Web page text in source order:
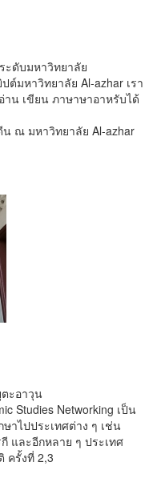
ดับมหาวิทยาลัย
ต์​มหาวิทยาลัย Al-azhar เรา
น เขียน ภาษาษาอาหรับได้
ณ มหาวิทยาลัย Al-azhar
ะอาวุน
Studies Networking เป็น
าไปประเทศต่าง ๆ เช่น
และอีกหลาย ๆ ประเทศ
ครั้งที่ 2,3